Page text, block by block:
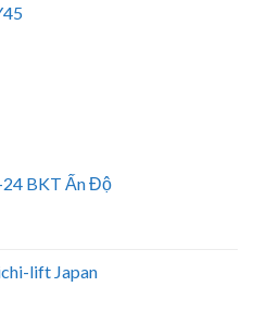
24 BKT Ấn Độ
lift Japan